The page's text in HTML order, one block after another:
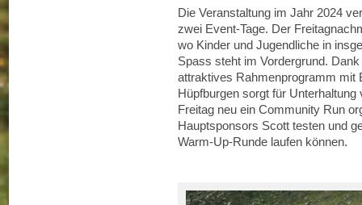
Die Veranstaltung im Jahr 2024
zwei Event-Tage. Der
wo Kinder und Jugendliche in
Spass steht im Vordergrund.
attraktives Rahmenprogramm mit
Hüpfburgen sorgt für
Freitag neu ein Community Run
Hauptsponsors Scott testen und
Warm-Up-Runde laufen können.